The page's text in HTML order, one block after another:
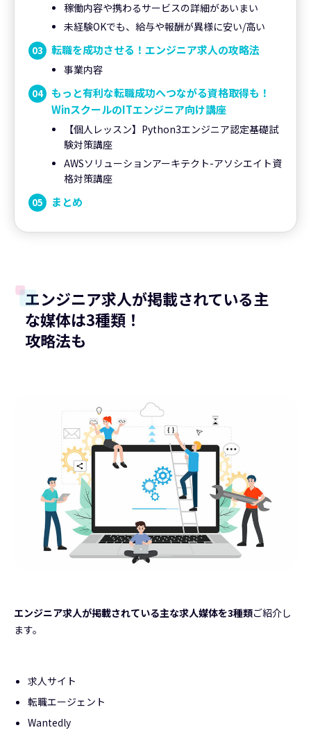
稼働内容や携わるサービスの詳細があいまい
未経験OKでも、給与や報酬が異様に安い/高い
転職を成功させる！エンジニア求人の攻略法
事業内容
もっと有利な転職成功へつながる資格取得も！
WinスクールのITエンジニア向け講座
【個人レッスン】Python3エンジニア認定基礎試
験対策講座
AWSソリューションアーキテクト-アソシエイト資
格対策講座
まとめ
エンジニア求人が掲載されている主
な媒体は3種類！
攻略法も
エンジニア求人が掲載されている主な求人媒体を3種類ご紹介し
ます。
求人サイト
転職エージェント
Wantedly